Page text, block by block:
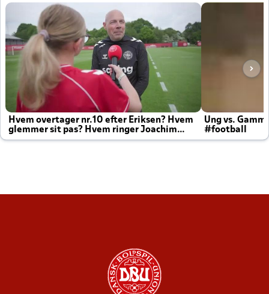
Hvem overtager nr.10 efter Eriksen? Hvem
glemmer sit pas? Hvem ringer Joachim
altid til efter kampe?
Ung vs.
#football